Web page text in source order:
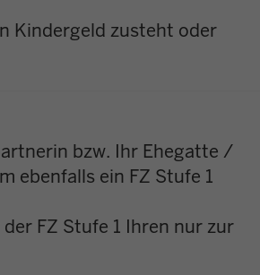
Kindergeld zusteht oder
bzw. Ihr Ehegatte /
ebenfalls ein FZ Stufe 1
FZ Stufe 1 Ihren nur zur